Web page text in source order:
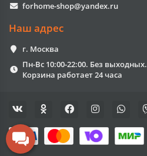
forhome-shop@yandex.ru
Наш адрес
г. Москва
Пн-Вс 10:00-22:00. Без выходных.
Корзина работает 24 часа